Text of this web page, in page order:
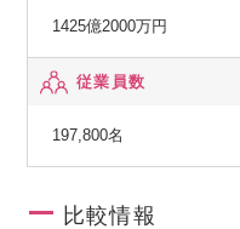
・グループ内での転籍者
1425億2000万円
従業員数
197,800名
比較情報